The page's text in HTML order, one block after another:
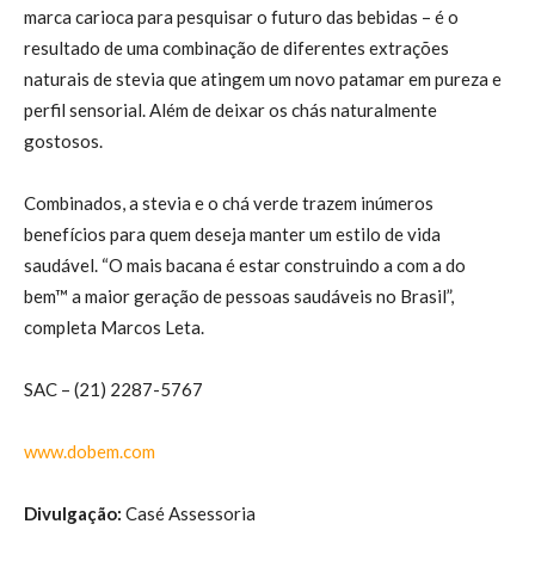
marca carioca para pesquisar o futuro das bebidas – é o
resultado de uma combinação de diferentes extrações
naturais de stevia que atingem um novo patamar em pureza e
perfil sensorial. Além de deixar os chás naturalmente
gostosos.
Combinados, a stevia e o chá verde trazem inúmeros
benefícios para quem deseja manter um estilo de vida
saudável. “O mais bacana é estar construindo a com a do
bem™ a maior geração de pessoas saudáveis no Brasil”,
completa Marcos Leta.
SAC – (21) 2287-5767
www.dobem.com
Divulgação: Casé Assessoria